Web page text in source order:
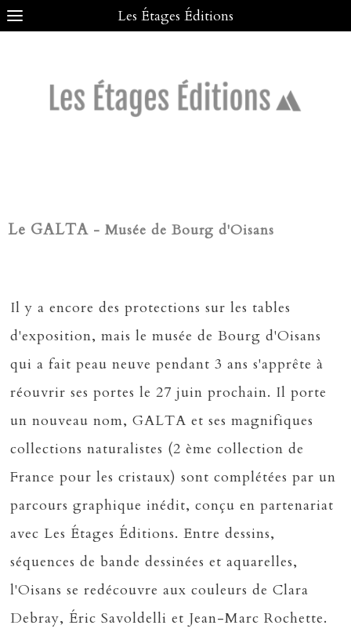
Les Étages Éditions
Le GALTA - Musée de Bourg d'Oisans
Il y a encore des protections sur les tables
d'exposition, mais le musée de Bourg d'Oisans
qui a fait peau neuve pendant 3 ans s'apprête à
réouvrir ses portes le 27 juin prochain. Il porte
un nouveau nom, GALTA et ses magnifiques
collections naturalistes (2 ème collection de
France pour les cristaux) sont complétées par un
parcours graphique inédit, conçu en partenariat
avec Les Étages Éditions. Entre dessins,
séquences de bande dessinées et aquarelles,
l'Oisans se redécouvre aux couleurs de Clara
Debray, Éric Savoldelli et Jean-Marc Rochette.